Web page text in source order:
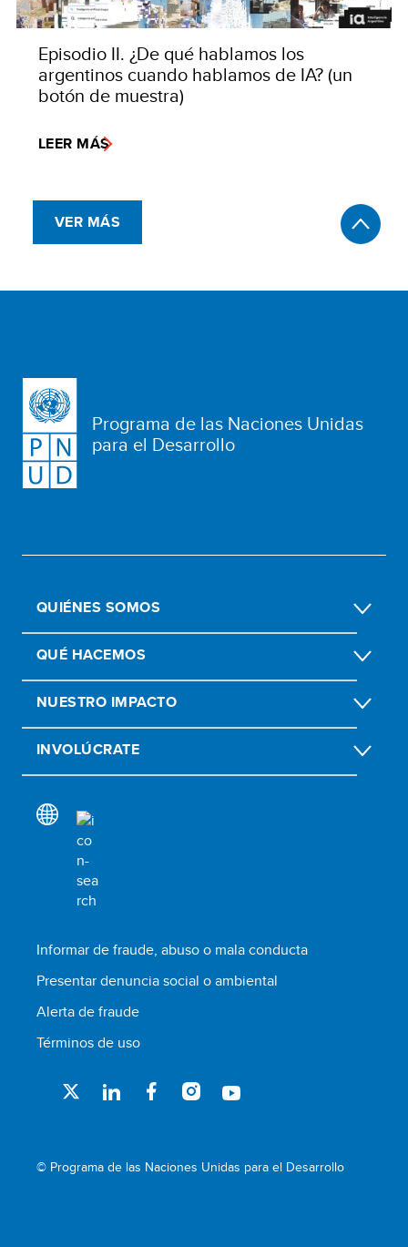
Episodio II. ¿De qué hablamos los
argentinos cuando hablamos de IA? (un
botón de muestra)
LEER MÁS
VER MÁS
Programa de las Naciones Unidas
para el Desarrollo
QUIÉNES SOMOS
QUÉ HACEMOS
NUESTRO IMPACTO
INVOLÚCRATE
Informar de fraude, abuso o mala conducta
Presentar denuncia social o ambiental
Alerta de fraude
Términos de uso
© Programa de las Naciones Unidas para el Desarrollo